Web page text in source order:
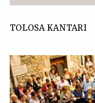
TOLOSA KANTARI